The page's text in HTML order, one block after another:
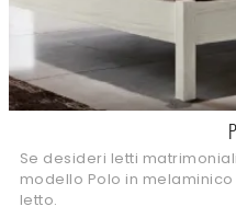
Se desideri letti
modello Polo in
letto.